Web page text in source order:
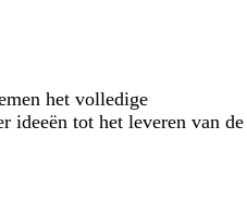
het volledige
ideeën tot het leveren van de